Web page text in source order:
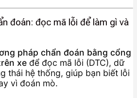
đoán: đọc mã lỗi để làm gì và
pháp chẩn đoán bằng cổng
xe để đọc mã lỗi (DTC), dữ
thái hệ thống, giúp bạn biết lỗi
vì đoán mò.